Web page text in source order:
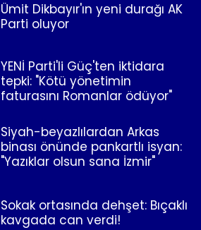
Ümit Dikbayır'ın yeni durağı AK
Parti oluyor
YENİ Parti'li Güç'ten iktidara
tepki: "Kötü yönetimin
faturasını Romanlar ödüyor"
Siyah-beyazlılardan Arkas
binası önünde pankartlı isyan:
"Yazıklar olsun sana İzmir"
Sokak ortasında dehşet: Bıçaklı
kavgada can verdi!